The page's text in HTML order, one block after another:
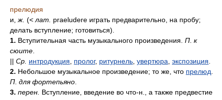
прелюдия
и, ж. (< лат.
praeludere играть предварительно, на пробу;
делать вступление; готовиться).
1. Вступительная часть музыкального произведения. П к
сюите
|| Ср. интродукция пролог, ритурнель увертюра экспозиция
2. Небольшое музыкальное произведение; то же, что прелюд
П для фортепьяно
3. перен. Вступление, введение во что-н., а также предвестие